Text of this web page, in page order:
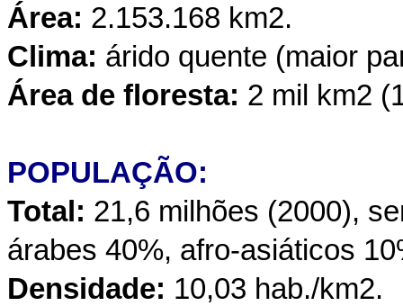
Área: 2.153.168 km2.
Clima: árido quente (maior
Área de floresta: 2 mil km2
POPULAÇÃO:
Total: 21,6 milhões (2000),
árabes 40%, afro-asiáticos
Densidade: 10,03 hab./km2.